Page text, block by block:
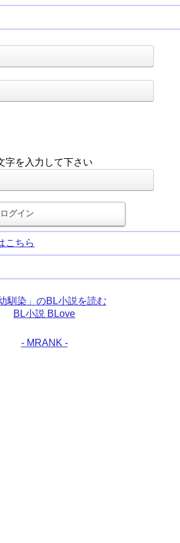
字を入力して下さい
こちら
馴染」のBL小説を読む
BL小説 BLove
- MRANK -